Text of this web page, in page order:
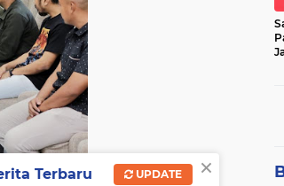
×
Terbaru UPDATE